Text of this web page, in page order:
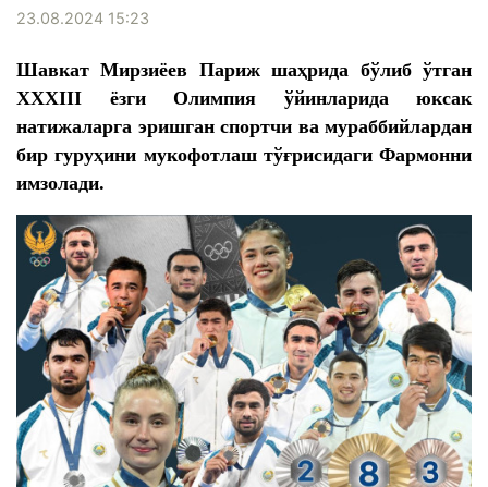
23.08.2024 15:23
Шавкат Мирзиёев Париж шаҳрида бўлиб ўтган
XXXIII ёзги Олимпия ўйинларида юксак
натижаларга эришган спортчи ва мураббийлардан
бир гуруҳини мукофотлаш тўғрисидаги Фармонни
имзолади.